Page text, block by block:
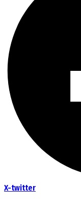
X-twitter